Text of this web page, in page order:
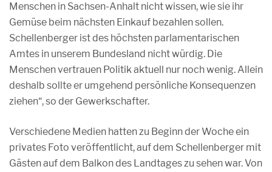
Menschen in Sachsen-Anhalt nicht wissen, wie sie ihr
Gemüse beim nächsten Einkauf bezahlen sollen.
Schellenberger ist des höchsten parlamentarischen
Amtes in unserem Bundesland nicht würdig. Die
Menschen vertrauen Politik aktuell nur noch wenig. Allein
deshalb sollte er umgehend persönliche Konsequenzen
ziehen“, so der Gewerkschafter.
Verschiedene Medien hatten zu Beginn der Woche ein
privates Foto veröffentlicht, auf dem Schellenberger mit
Gästen auf dem Balkon des Landtages zu sehen war. Von